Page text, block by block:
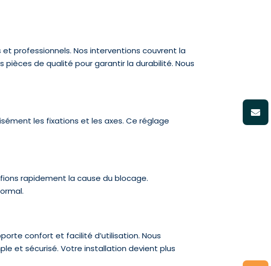
et professionnels. Nos interventions couvrent la
de qualité pour garantir la durabilité. Nous
les fixations et les axes. Ce réglage
rapidement la cause du blocage.
confort et facilité d’utilisation. Nous
et sécurisé. Votre installation devient plus